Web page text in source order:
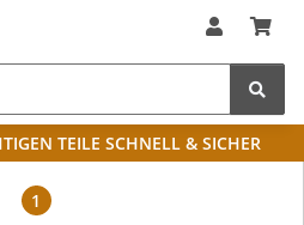
TEILE SCHNELL & SICHER
1